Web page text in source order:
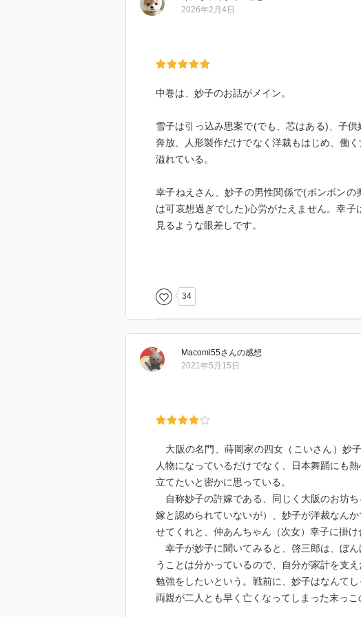
この小説は、こういった上流中流階級の家族
今まで読んだ小説の中でも文章の美しさが大変
下巻に続く。
2026年2月4日
中巻は、妙子のお話がメイン。
雪子は引っ込み思案で(でも、芯はある)、子
奔放、人形製作だけでなく洋裁もはじめ、働
溢れている。
幸子ねえさん、妙子の男性関係で(ボンボン
は可哀想過ぎでした)心労がたえません。幸
見るような眼差しです。
る場面もあり(私は食べたことありません。)
雪子と妙子の今後はどうなる？幸子ねえさん、
34
Macomi55さんの感想
2021年5月15日
大阪の名門、蒔岡家の四女（こいさん）妙
人物になっているだけでなく、日本舞踊にも
立てたいと密かに思っている。
自称妙子の許嫁である、同じく大阪のお坊
嫁と認められていないが）、妙子が洋裁なん
せてくれと、仲あんちゃん（次女）幸子に掛け
幸子が妙子に聞いてみると、啓三郎は、ぼ
うことは分かっているので、自分が家計を支
勉強をしたいという。戦前に、妙子はなんて
両親が二人とも早く亡くなってしまった末っこ